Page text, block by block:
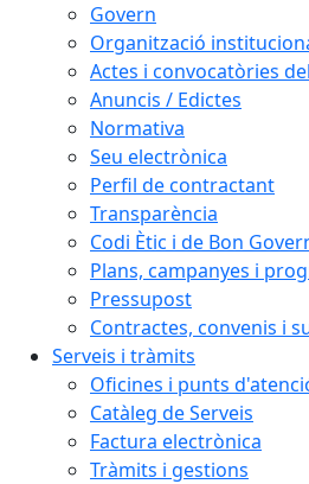
Govern
Organització
Actes i convocatòries
Anuncis / Edictes
Normativa
Seu electrònica
Perfil de contractant
Transparència
Codi Ètic i de Bon
Plans, campanyes i
Pressupost
Contractes, convenis i
Serveis i tràmits
Oficines i punts
Catàleg de Serveis
Factura electrònica
Tràmits i gestions